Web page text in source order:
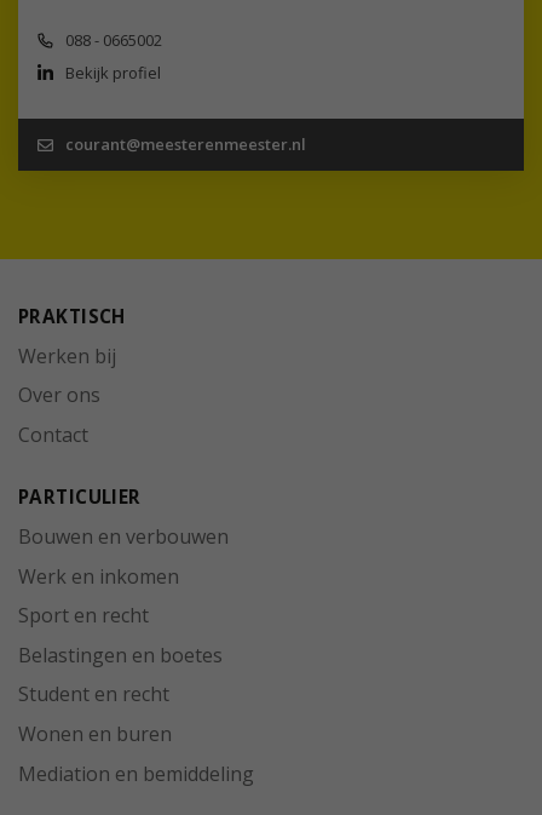
088 - 0665002
Bekijk profiel
courant@meesterenmeester.nl
PRAKTISCH
Werken bij
Over ons
Contact
PARTICULIER
Bouwen en verbouwen
Werk en inkomen
Sport en recht
Belastingen en boetes
Student en recht
Wonen en buren
Mediation en bemiddeling